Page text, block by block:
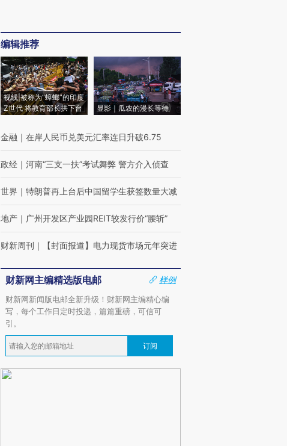
编辑推荐
视线|被称为“蟑螂”的印度
Z世代 将教育部长拱下台
显影｜瓜农的漫长等待
金融 ｜ 在岸人民币兑美元汇率连日升破6.75
政经 ｜ 河南“三支一扶”考试舞弊 警方介入侦查
世界 ｜ 特朗普再上台后中国留学生获签数量大减
地产 ｜ 广州开发区产业园REIT较发行价“腰斩”
财新周刊 ｜ 【封面报道】电力现货市场元年突进
财新网主编精选版电邮
样例
财新网新闻版电邮全新升级！财新网主编精心编
写，每个工作日定时投递，篇篇重磅，可信可
引。
订阅